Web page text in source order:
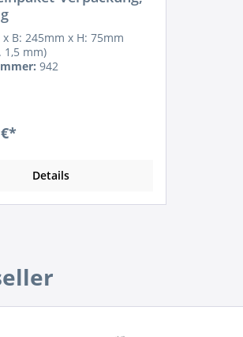
B: 245mm x H: 75mm
1,5 mm)
942
Details
überspringen